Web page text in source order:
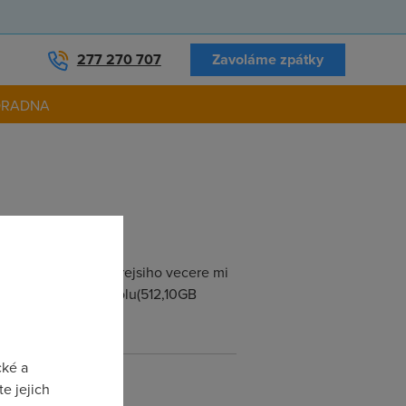
277 270 707 Zavoláme zpátky
active,ale od vcerejsiho vecere mi
adsl od iolu(512,10GB
a
jejich